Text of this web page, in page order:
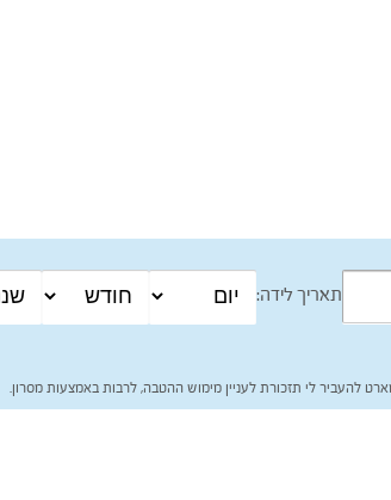
תאריך לידה:
להעביר לי תזכורת לעניין מימוש ההטבה, לרבות באמצעות מסרון.